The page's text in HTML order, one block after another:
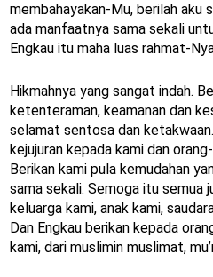
membahayakan-Mu, berilah aku
ada manfaatnya sama sekali
Engkau itu maha luas rahmat-
Hikmahnya yang sangat indah.
ketenteraman, keamanan dan
selamat sentosa dan
kejujuran kepada kami dan
Berikan kami pula kemudahan
sama sekali. Semoga itu semua
keluarga kami, anak kami,
Dan Engkau berikan kepada
kami, dari muslimin muslimat,